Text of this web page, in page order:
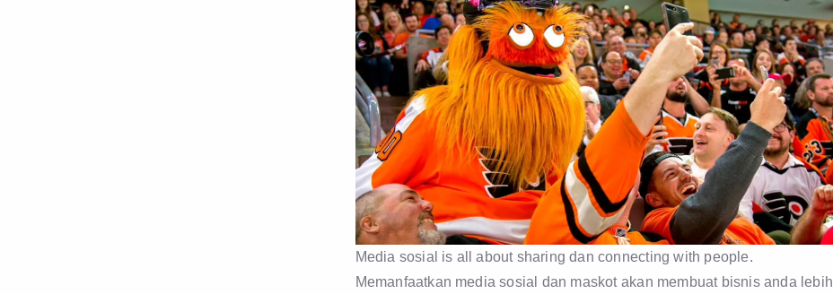
Media sosial is all about sharing dan connecting with people.
Memanfaatkan media sosial dan maskot akan membuat bisnis anda lebih